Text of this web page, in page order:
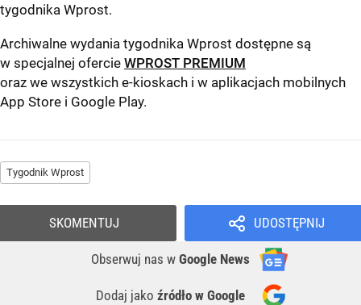
tygodnika Wprost.
Archiwalne wydania tygodnika Wprost dostępne są
w specjalnej ofercie WPROST PREMIUM
oraz we wszystkich e-kioskach i w aplikacjach mobilnych
App Store i Google Play.
Tygodnik Wprost
UDOSTĘPNIJ
Obserwuj nas w Google News
Dodaj jako źródło w Google
SKOMENTUJ